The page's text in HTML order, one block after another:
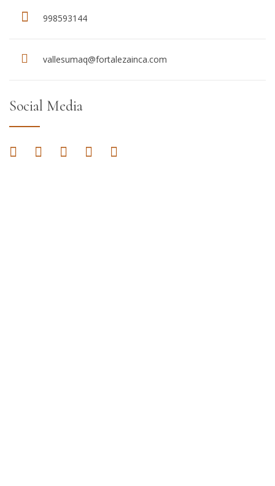
998593144
vallesumaq@fortalezainca.com
Social Media